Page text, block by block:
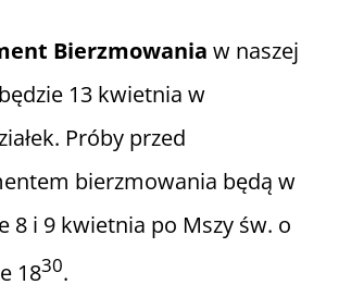
Bierzmowania w naszej
13 kwietnia w
Próby przed
bierzmowania będą w
8 i 9 kwietnia po Mszy św. o
1830.